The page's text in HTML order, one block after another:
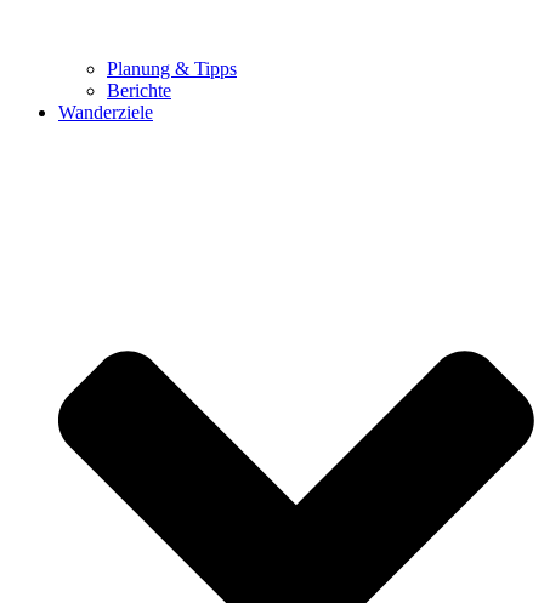
Planung & Tipps
Berichte
Wanderziele